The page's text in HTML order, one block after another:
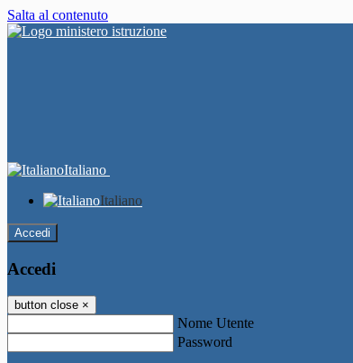
Salta al contenuto
Italiano
Italiano
Accedi
Accedi
button close ×
Nome Utente
Password